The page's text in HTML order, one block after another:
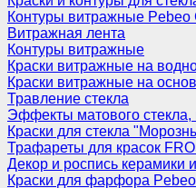
Контуры витражные Pebeo
Витражная лента
Контуры витражные
Краски витражные на
Краски витражные на
Травление стекла
Эффекты матового стекла,
Краски для стекла
Трафареты для красок
Декор и роспись керамики
Краски для фарфора